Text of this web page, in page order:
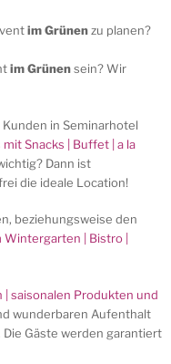
im Grünenzu planen?
im Grünensein? Wir
in Seminarhotel
mit Snacks | Buffet | a la
Dann ist
die ideale Location!
beziehungsweise den
| Bistro |
saisonalen Produkten und
wunderbaren Aufenthalt
Gäste werden garantiert